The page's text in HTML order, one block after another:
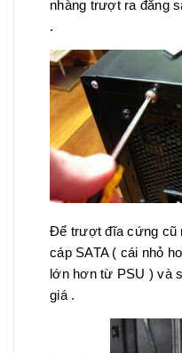
nhàng trượt ra đằng
.
Để trượt đĩa cứng cũ
cáp SATA ( cái nhỏ
lớn hơn từ PSU ) và
giá .